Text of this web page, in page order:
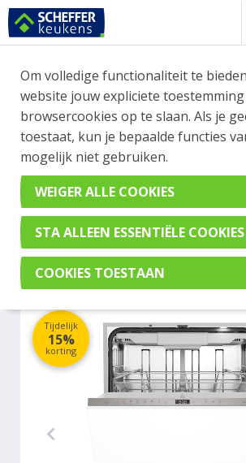
WEBSHOP BESTELLINGEN
Je kan tijdelijk geen bestelling
vast oriënteren? Vergelijk
en merken met elkaar. Klik hier voor
informatie.
Vaatwasser
ETNA
Tijdelijk
15%
korting
Om volledige functionaliteit te
website jouw expliciete
browsercookies op te slaan. Als je
toestaat, kun je bepaalde functies
mogelijk niet gebruiken.